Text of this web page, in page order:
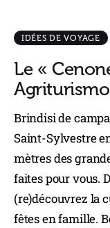
IDÉES DE VOYAGE
Le «
Agriturismo
Brindisi de
Saint-Sylvestre
mètres des
faites pour vous.
(re)découvrez la
fêtes en famille.